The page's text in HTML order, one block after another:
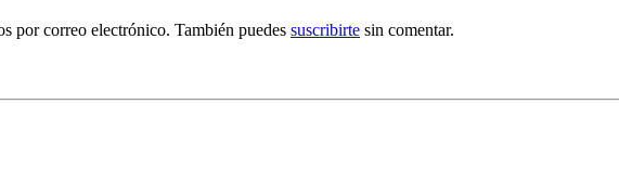
por correo electrónico. También puedes suscribirte sin comentar.